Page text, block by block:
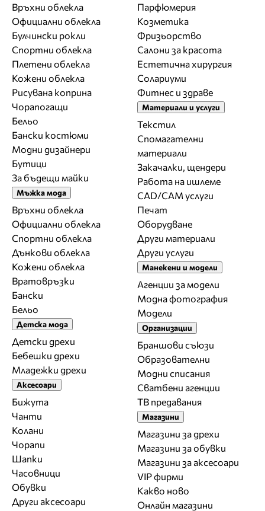
Връхни облекла
Официални облекла
Булчински рокли
Спортни облекла
Плетени облекла
Кожени облекла
Рисувана коприна
Чорапогащи
Бельо
Бански костюми
Модни дизайнери
Бутици
За бъдещи майки
Мъжка мода
Връхни облекла
Официални облекла
Спортни облекла
Дънкови облекла
Кожени облекла
Вратовръзки
Бански
Бельо
Детска мода
Детски дрехи
Бебешки дрехи
Младежки дрехи
Аксесоари
Бижута
Чанти
Колани
Чорапи
Шапки
Часовници
Обувки
Други аксесоари
Парфюмерия
Козметика
Фризьорство
Салони за красота
Естетична хирургия
Солариуми
Фитнес и здраве
Материали и услуги
Текстил
Спомагателни
материали
Закачалки, щендери
Работа на ишлеме
CAD/CAM услуги
Печат
Оборудване
Други материали
Други услуги
Манекени и модели
Агенции за модели
Модна фотография
Модели
Организации
Браншови съюзи
Образователни
Модни списания
Сватбени агенции
ТВ предавания
Магазини
Магазини за дрехи
Магазини за обувки
Магазини за aксесоари
VIP фирми
Какво ново
Онлайн магазини